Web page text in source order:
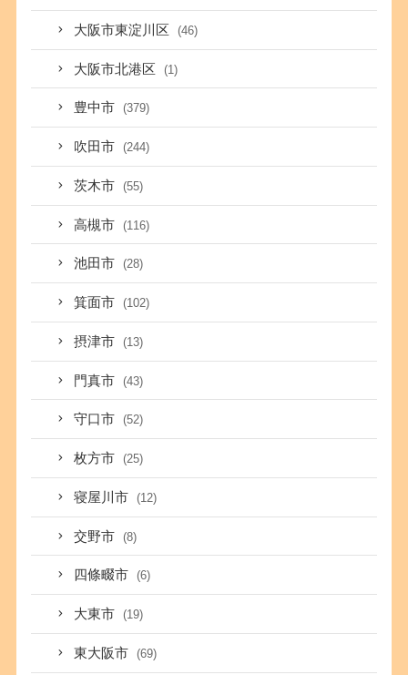
大阪市東淀川区 (46)
大阪市北港区 (1)
豊中市 (379)
吹田市 (244)
茨木市 (55)
高槻市 (116)
池田市 (28)
箕面市 (102)
摂津市 (13)
門真市 (43)
守口市 (52)
枚方市 (25)
寝屋川市 (12)
交野市 (8)
四條畷市 (6)
大東市 (19)
東大阪市 (69)